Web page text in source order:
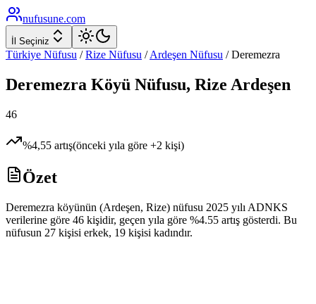
nufusune.com
İl Seçiniz
Türkiye Nüfusu / Rize Nüfusu / Ardeşen Nüfusu /Deremezra
Deremezra Köyü Nüfusu, Rize Ardeşen
46
%4,55 artış(önceki yıla göre +2 kişi)
Özet
Deremezra köyünün (Ardeşen, Rize) nüfusu 2025 yılı ADNKS
verilerine göre 46 kişidir, geçen yıla göre %4.55 artış gösterdi. Bu
nüfusun 27 kişisi erkek, 19 kişisi kadındır.